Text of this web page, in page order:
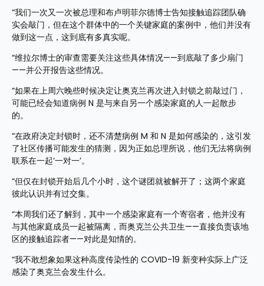
“我们一次又一次被总理和布卢明菲尔德博士告知接触追踪团队确
实会敲门，但在这个群体中的一个关键家庭的案例中，他们并没有
做到这一点，这到底有多真实呢。
“维拉尔博士的审查需要关注这些具体情况——到底敲了多少扇门
——并公开报告这些情况。
“如果在上周六晚些时候决定让奥克兰再次进入封锁之前敲过门，
可能已经会知道病例 N 是与来自另一个感染家庭的人一起散步
的。
“在政府决定封锁时，还不清楚病例 M 和 N 是如何感染的，这引发
了社区传播可能发生的猜测，因为正如总理所说，他们无法将病例
联系在一起‘一对一’。
“但仅在封锁开始后几个小时，这个谜团就被解开了；这两个家庭
彼此认识并有过交集。
“本周我们还了解到，其中一个感染家庭有一个寄宿者，他并没有
与其他家庭成员一起被隔离，而奥克兰公共卫生——直接负责该地
区的接触追踪者——对此是知情的。
“我不敢想象如果这种高度传染性的 COVID-19 新变种实际上广泛
感染了奥克兰会发生什么。